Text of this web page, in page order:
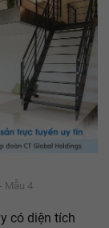
Mẫu 4
có diện tích